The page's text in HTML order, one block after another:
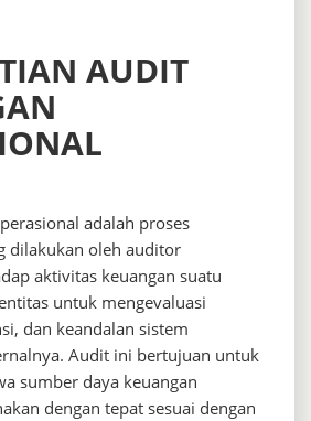
AUDIT
adalah proses
dilakukan oleh auditor
aktivitas keuangan suatu
untuk mengevaluasi
dan keandalan sistem
Audit ini bertujuan untuk
sumber daya keuangan
dengan tepat sesuai dengan